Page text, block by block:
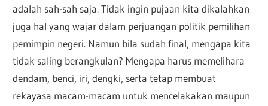
adalah sah-sah saja. Tidak ingin pujaan kita dikalahkan
juga hal yang wajar dalam perjuangan politik pemilihan
pemimpin negeri. Namun bila sudah final, mengapa kita
tidak saling berangkulan? Mengapa harus memelihara
dendam, benci, iri, dengki, serta tetap membuat
rekayasa macam-macam untuk mencelakakan maupun